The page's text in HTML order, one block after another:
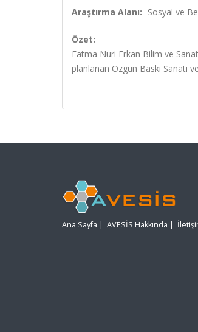
Araştırma Alanı: Sosyal ve
Özet:
Fatma Nuri Erkan Bilim ve
planlanan Özgün Baskı Sanatı
Ana Sayfa | AVESİS Hakkında |